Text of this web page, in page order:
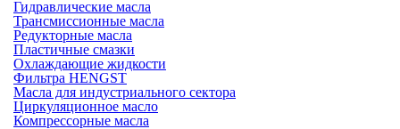
Гидравлические масла
Трансмиссионные масла
Редукторные масла
Пластичные смазки
Охлаждающие жидкости
Фильтра HENGST
Масла для индустриального сектора
Циркуляционное масло
Компрессорные масла